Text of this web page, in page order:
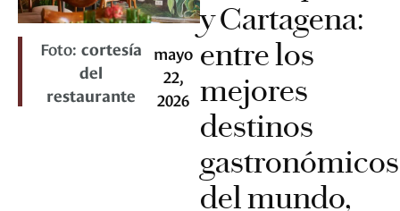
Foto:cortesía
del
restaurante
mayo
22,
2026
y Cartagena:
entre los
mejores
destinos
gastronómicos
del mundo,